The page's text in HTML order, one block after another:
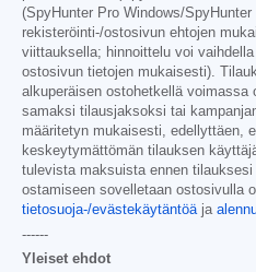
(SpyHunter Pro Windows/
rekisteröinti-/ostosivun ehtojen
viittauksella; hinnoittelu voi
ostosivun tietojen mukaisesti).
alkuperäisen ostohetkellä
samaksi tilausjaksoksi tai
määritetyn mukaisesti, edellyttäen,
keskeytymättömän tilauksen
tulevista maksuista ennen
ostamiseen sovelletaan ostosivulla
tietosuoja-/evästekäytäntöäja
------
Yleiset ehdot